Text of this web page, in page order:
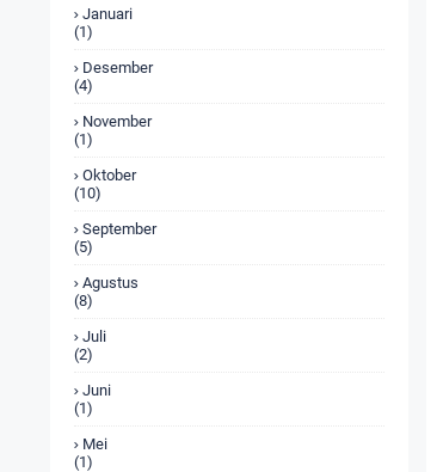
Januari
(1)
Desember
(4)
November
(1)
Oktober
(10)
September
(5)
Agustus
(8)
Juli
(2)
Juni
(1)
Mei
(1)